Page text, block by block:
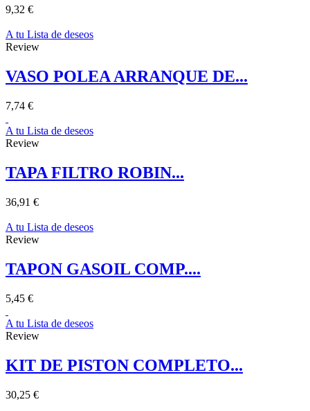
9,32 €
A tu Lista de deseos
Review
VASO POLEA ARRANQUE DE...
7,74 €
A tu Lista de deseos
Review
TAPA FILTRO ROBIN...
36,91 €
A tu Lista de deseos
Review
TAPON GASOIL COMP....
5,45 €
A tu Lista de deseos
Review
KIT DE PISTON COMPLETO...
30,25 €